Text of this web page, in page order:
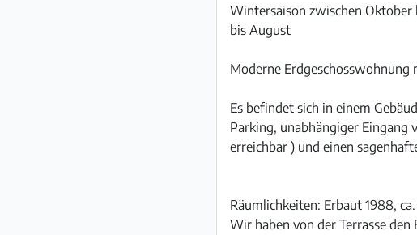
Wintersaison zwischen
bis August
Moderne Erdgeschosswohnung
Es befindet sich in einem
Parking, unabhängiger Eingang
erreichbar ) und einen
Räumlichkeiten: Erbaut 1988,
Wir haben von der Terrasse